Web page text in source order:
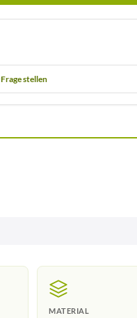
Frage stellen
MATERIAL